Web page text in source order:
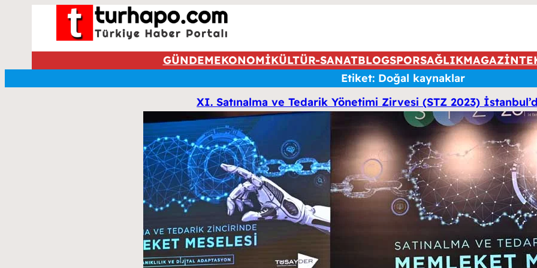
GÜNDEMEKONOMİKÜLTÜR-SANATBLOGSPORSAĞLIKMAGAZİN
Etiket: Doğal kaynaklar
XI. Satınalma ve Tedarik Yönetimi Zirvesi (STZ 2023)